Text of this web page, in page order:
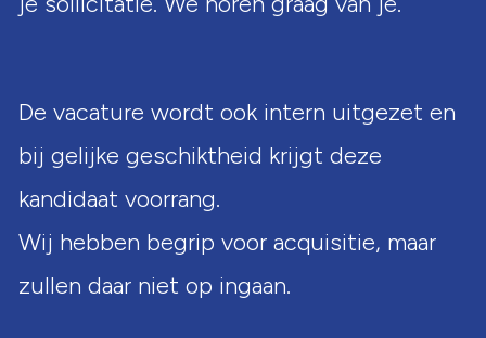
De vacature wordt ook intern uitgezet en
bij gelijke geschiktheid krijgt deze
kandidaat voorrang.
Wij hebben begrip voor acquisitie, maar
zullen daar niet op ingaan.